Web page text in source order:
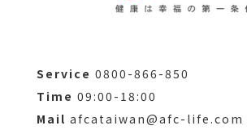
Service 0800-866-850
Time 09:00-18:00
Mail afcataiwan@afc-life.com